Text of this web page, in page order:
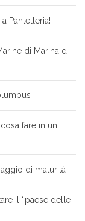
Pantelleria!
di Marina di
fare in un
di maturità
il “paese delle